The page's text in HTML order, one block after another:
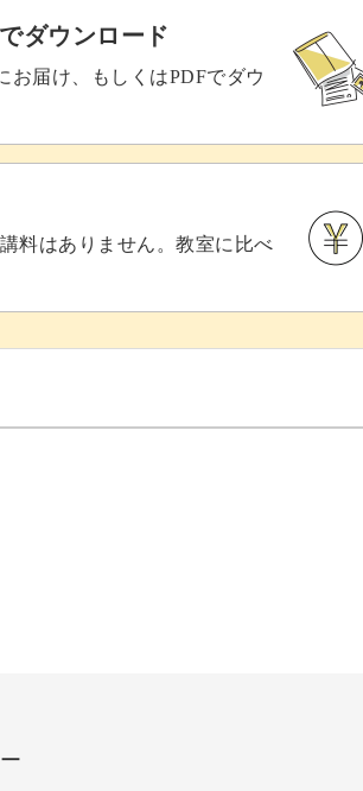
ダウンロード
お届け、もしくはPDFでダウ
料はありません。教室に比べ